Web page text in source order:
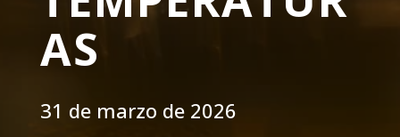
AS
31 de marzo de 2026